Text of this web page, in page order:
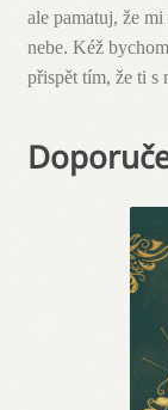
ale pamatuj, že
nebe. Kéž
přispět tím, že ti s